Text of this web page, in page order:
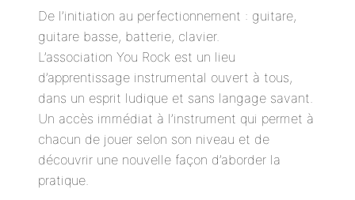
De l’initiation au perfectionnement : guitare,
guitare basse, batterie, clavier.
L’association You Rock est un lieu
d’apprentissage instrumental ouvert à tous,
dans un esprit ludique et sans langage savant.
Un accès immédiat à l’instrument qui permet à
chacun de jouer selon son niveau et de
découvrir une nouvelle façon d’aborder la
pratique.